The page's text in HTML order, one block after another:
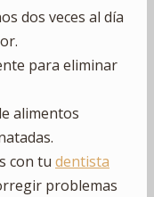
dos veces al día
para eliminar
alimentos
con tu dentista
problemas